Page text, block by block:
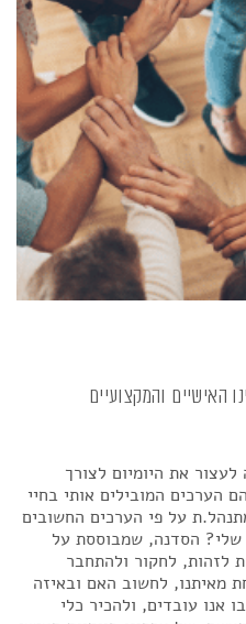
האישיים והמקצועיים
את היומיום לצורך
הערכים המובילים אותי בחיי
על פי הערכים החשובים
שלי? הסדנה, שמבוססת על
לזהות, לחקור ולהתחבר
מאיתנו, לחשוב האם ובאיזה
אנו עובדים, ולהכיר כלי